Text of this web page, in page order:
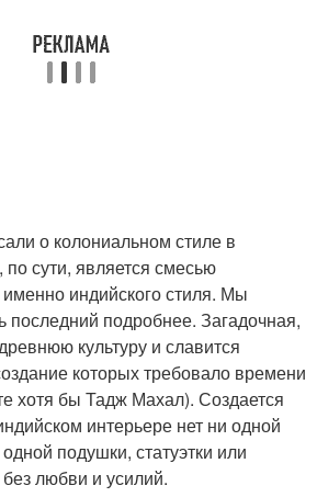
о колониальном стиле в
сути, является смесью
именно индийского стиля. Мы
последний подробнее. Загадочная,
культуру и славится
которых требовало времени
хотя бы Тадж Махал). Создается
интерьере нет ни одной
подушки, статуэтки или
любви и усилий.